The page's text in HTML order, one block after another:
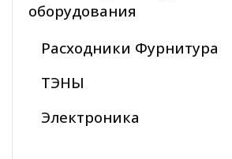
оборудования
Расходники Фурнитура
ТЭНЫ
Электроника